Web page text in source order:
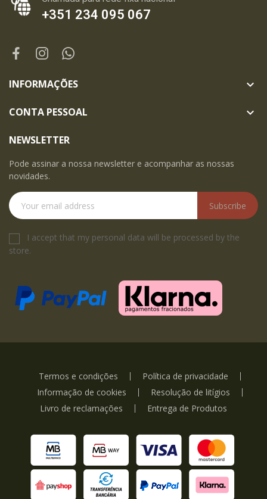
+351 234 095 067
INFORMAÇÕES 
CONTA PESSOAL 
NEWSLETTER
Pode assinar a nossa newsletter e acompanhar as nossas
novidades.
Subscribe
I accept that my personal data will be processed by the
store.
Termos e condições
Política de privacidade
Informação de cookies
Resolução de litígios
Livro de reclamações
Entrega de Produtos